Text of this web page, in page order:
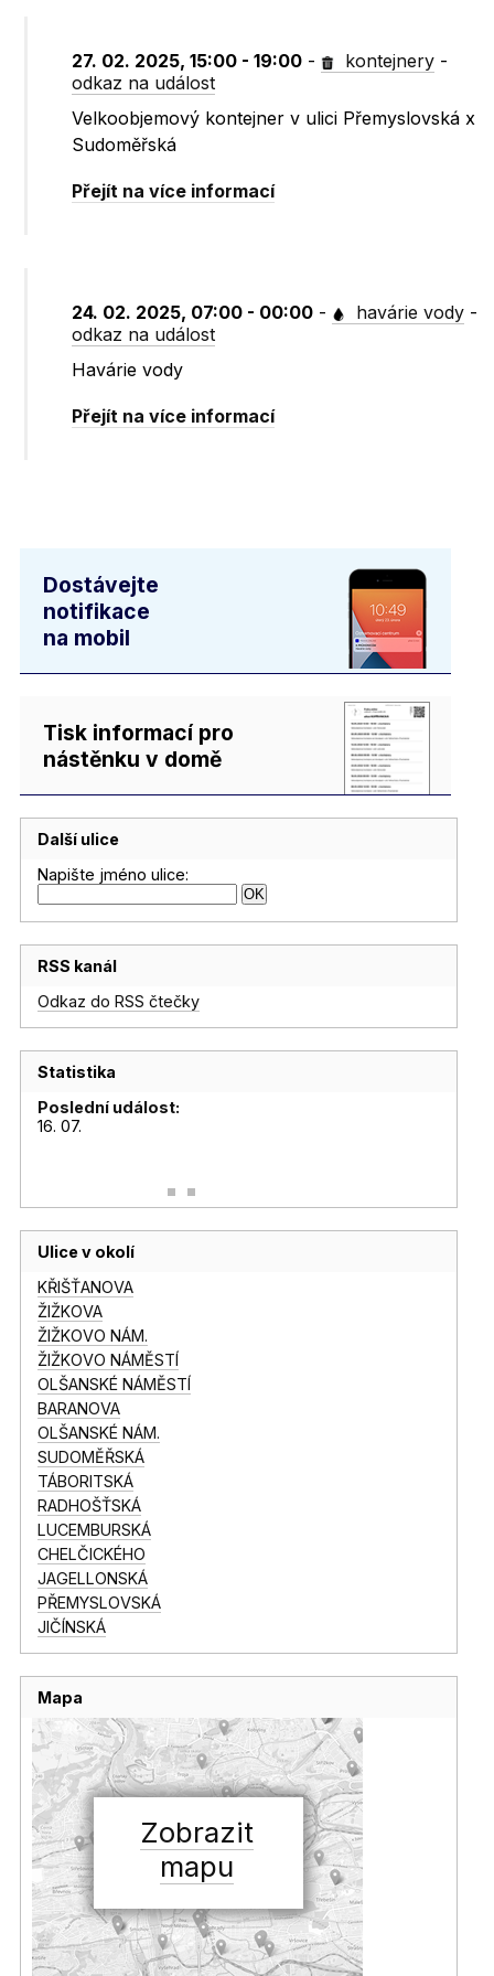
27. 02. 2025, 15:00 - 19:00 - kontejnery -
odkaz na událost
Velkoobjemový kontejner v ulici Přemyslovská x
Sudoměřská
Přejít na více informací
24. 02. 2025, 07:00 - 00:00 - havárie vody -
odkaz na událost
Havárie vody
Přejít na více informací
Dostávejte
notifikace
na mobil
Tisk informací pro
nástěnku v domě
Další ulice
Napište jméno ulice:
RSS kanál
Odkaz do RSS čtečky
Statistika
Poslední událost:
16. 07.
Ulice v okolí
KŘIŠŤANOVA
ŽIŽKOVA
ŽIŽKOVO NÁM.
ŽIŽKOVO NÁMĚSTÍ
OLŠANSKÉ NÁMĚSTÍ
BARANOVA
OLŠANSKÉ NÁM.
SUDOMĚŘSKÁ
TÁBORITSKÁ
RADHOŠŤSKÁ
LUCEMBURSKÁ
CHELČICKÉHO
JAGELLONSKÁ
PŘEMYSLOVSKÁ
JIČÍNSKÁ
Mapa
Zobrazit
mapu